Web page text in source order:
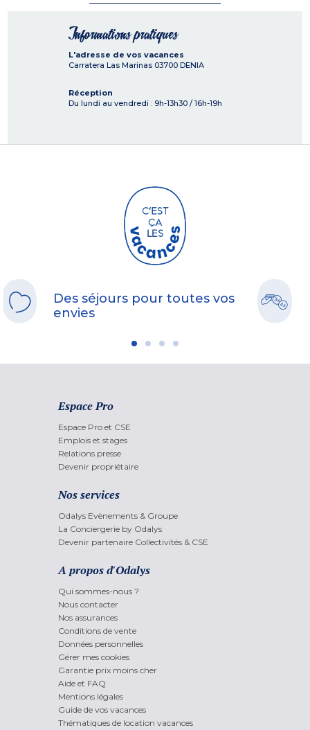
Informations pratiques
L'adresse de vos vacances
Carratera Las Marinas 03700 DENIA
Réception
Du lundi au vendredi : 9h-13h30 / 16h-19h
Des séjours pour toutes vos
envies
Espace Pro
Espace Pro et CSE
Emplois et stages
Relations presse
Devenir propriétaire
Nos services
Odalys Evènements & Groupe
La Conciergerie by Odalys
Devenir partenaire Collectivités & CSE
A propos d'Odalys
Qui sommes-nous ?
Nous contacter
Nos assurances
Conditions de vente
Données personnelles
Gérer mes cookies
Garantie prix moins cher
Aide et FAQ
Mentions légales
Guide de vos vacances
Thématiques de location vacances